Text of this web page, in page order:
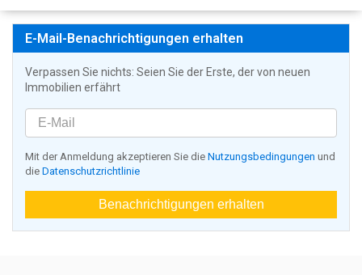
E-Mail-Benachrichtigungen erhalten
Verpassen Sie nichts: Seien Sie der Erste, der von neuen
Immobilien erfährt
Mit der Anmeldung akzeptieren Sie die Nutzungsbedingungen und
die Datenschutzrichtlinie
Benachrichtigungen erhalten